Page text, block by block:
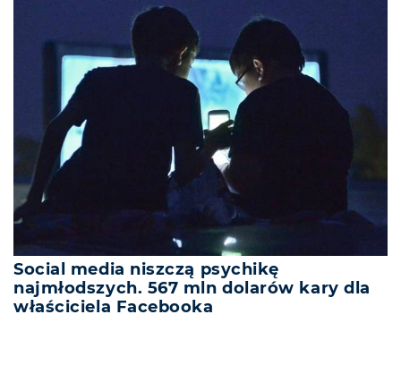
Social media niszczą psychikę
najmłodszych. 567 mln dolarów kary dla
właściciela Facebooka